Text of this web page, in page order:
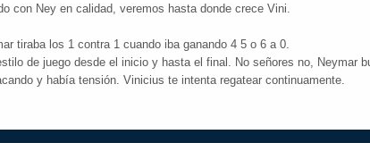
con Ney en calidad, veremos hasta donde crece Vini.
tiraba los 1 contra 1 cuando iba ganando 4 5 o 6 a 0.
de juego desde el inicio y hasta el final. No señores no, Neymar
y había tensión. Vinicius te intenta regatear continuamente.